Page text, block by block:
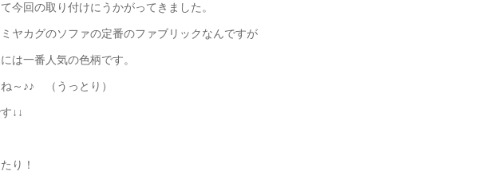
今回の取り付けにうかがってきました。
ヤカグのソファの定番のファブリックなんですが
は一番人気の色柄です。
～♪♪ （うっとり）
↓↓
り！